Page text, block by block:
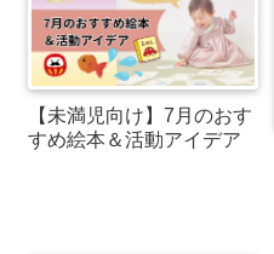
【未満児向け】7月のおす
すめ絵本＆活動アイデア